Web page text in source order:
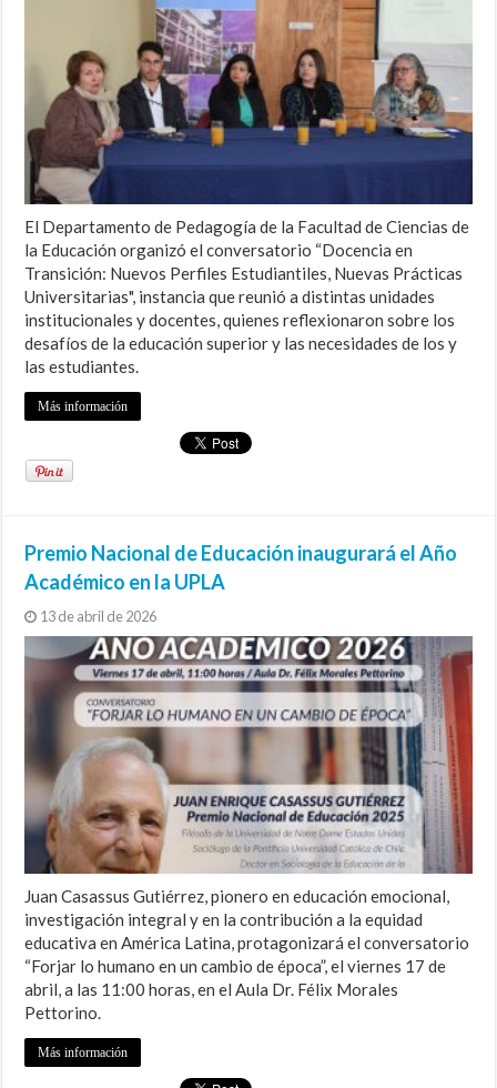
El Departamento de Pedagogía de la Facultad de Ciencias de
la Educación organizó el conversatorio “Docencia en
Transición: Nuevos Perfiles Estudiantiles, Nuevas Prácticas
Universitarias", instancia que reunió a distintas unidades
institucionales y docentes, quienes reflexionaron sobre los
desafíos de la educación superior y las necesidades de los y
las estudiantes.
Más información
Premio Nacional de Educación inaugurará el Año
Académico en la UPLA
13 de abril de 2026
Juan Casassus Gutiérrez, pionero en educación emocional,
investigación integral y en la contribución a la equidad
educativa en América Latina, protagonizará el conversatorio
“Forjar lo humano en un cambio de época”, el viernes 17 de
abril, a las 11:00 horas, en el Aula Dr. Félix Morales
Pettorino.
Más información